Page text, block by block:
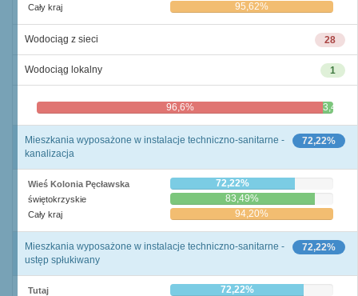
Cały kraj 95,62%
28
Wodociąg z sieci
1
Wodociąg lokalny
96,6% 3,4%
72,22%
Mieszkania wyposażone w instalacje techniczno-sanitarne -
kanalizacja
Wieś Kolonia Pęcławska 72,22%
świętokrzyskie 83,49%
Cały kraj 94,20%
72,22%
Mieszkania wyposażone w instalacje techniczno-sanitarne -
ustęp spłukiwany
Tutaj 72,22%